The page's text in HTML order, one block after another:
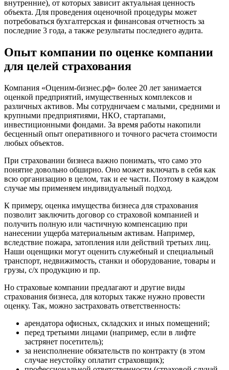
внутренние), от которых зависит актуальная ценность
объекта. Для проведения оценочной процедуры может
потребоваться бухгалтерская и финансовая отчетность за
последние 3 года, а также результаты последнего аудита.
Опыт компании по оценке компании
для целей страхования
Компания «Оценим-бизнес.рф» более 20 лет занимается
оценкой предприятий, имущественных комплексов и
различных активов. Мы сотрудничаем с малыми, средними и
крупными предприятиями, НКО, стартапами,
инвестиционными фондами. За время работы накопили
бесценный опыт оперативного и точного расчета стоимости
любых объектов.
При страховании бизнеса важно понимать, что само это
понятие довольно обширно. Оно может включать в себя как
всю организацию в целом, так и ее части. Поэтому в каждом
случае мы применяем индивидуальный подход.
К примеру, оценка имущества бизнеса для страхования
позволит заключить договор со страховой компанией и
получить полную или частичную компенсацию при
нанесении ущерба материальным активам. Например,
вследствие пожара, затопления или действий третьих лиц.
Наши оценщики могут оценить служебный и специальный
транспорт, недвижимость, станки и оборудование, товары и
грузы, с/х продукцию и пр.
Но страховые компании предлагают и другие виды
страхования бизнеса, для которых также нужно провести
оценку. Так, можно застраховать ответственность:
арендатора офисных, складских и иных помещений;
перед третьими лицами (например, если в лифте
застрянет посетитель);
за неисполнение обязательств по контракту (в этом
случае неустойку оплатит страховщик);
Горячий Ключ
Грозный
Губаха
Губкинский
Гуково
Гусев
Гусь-Хрустальный
Дедовск
Дербент
Джанкой
Дзержинский
Димитровград
Дмитров
Домодедово
Донецк
Дубна
Дюртюли
Евпатория
Егорьевск
Екатеринбург
Елабуга
Елизово
Енисейск
Ермолино
Ессентуки